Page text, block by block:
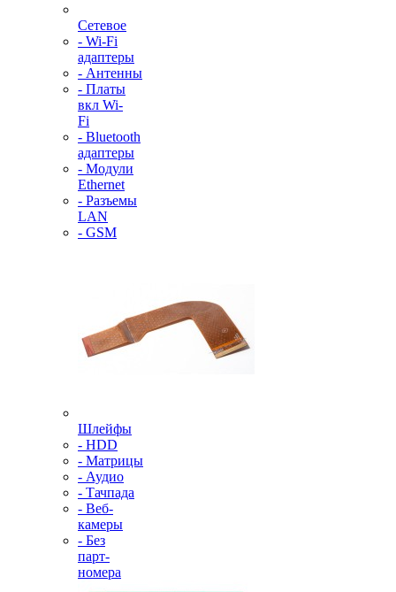
Сетевое
- Wi-Fi
адаптеры
- Антенны
- Платы
вкл Wi-
Fi
- Bluetooth
адаптеры
- Модули
Ethernet
- Разъемы
LAN
- GSM
Шлейфы
- HDD
- Матрицы
- Аудио
- Тачпада
- Веб-
камеры
- Без
парт-
номера